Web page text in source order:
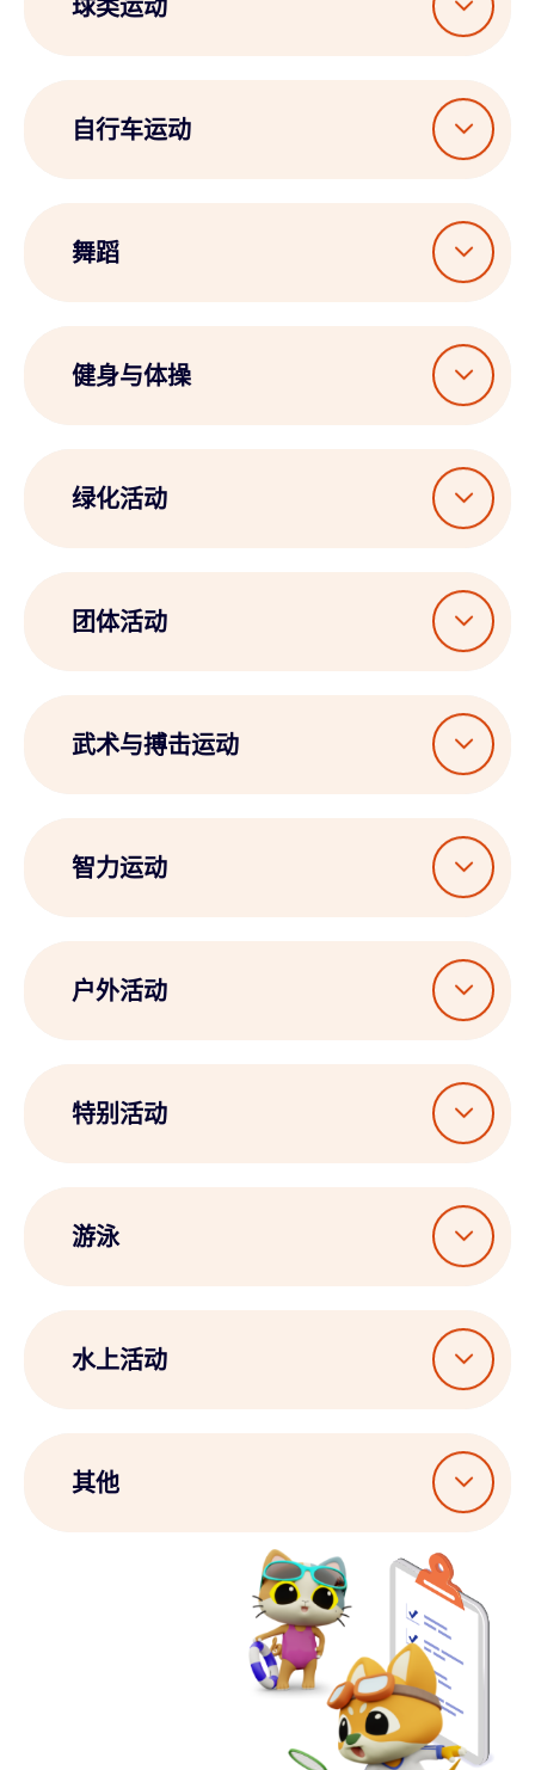
自行车运动
舞蹈
健身与体操
绿化活动
团体活动
武术与搏击运动
智力运动
户外活动
特别活动
游泳
水上活动
其他